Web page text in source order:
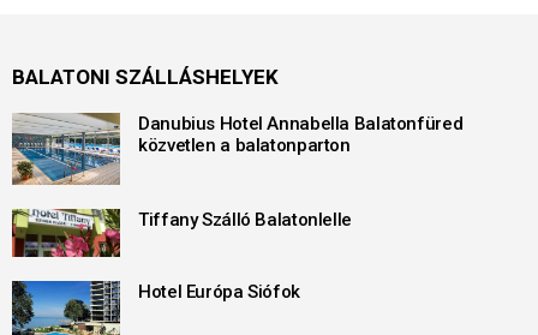
BALATONI SZÁLLÁSHELYEK
Danubius Hotel Annabella Balatonfüred
közvetlen a balatonparton
Tiffany Szálló Balatonlelle
Hotel Európa Siófok